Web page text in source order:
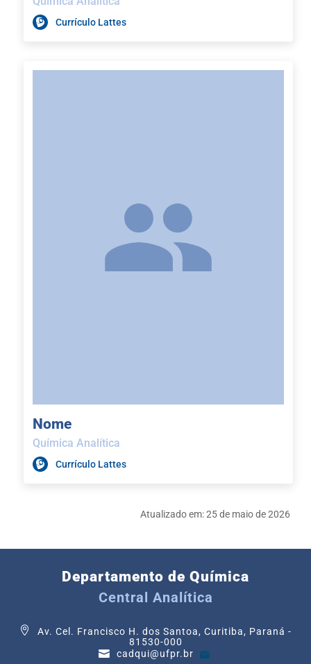
Currículo Lattes
Nome
Química Analítica
Currículo Lattes
Atualizado em:25 de maio de 2026
Departamento de Química
Central Analítica
Av. Cel. Francisco H. dos Santoa, Curitiba, Paraná -
81530-000
cadqui@ufpr.br